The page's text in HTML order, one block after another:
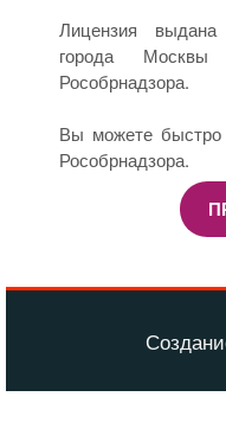
Лицензия выдана
города
Рособрнадзора.
Вы можете быстро
Рособрнадзора.